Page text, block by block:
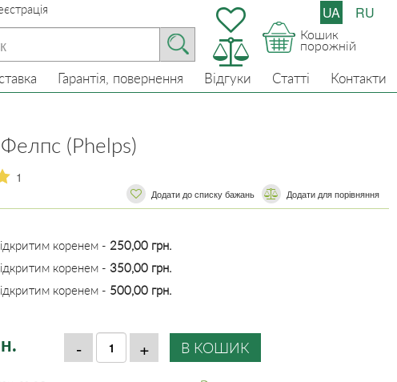
Кошик
порожній
UA RU
Гарантія, повернення Відгуки Статті Контакти
(Phelps)
1
Додати до списку бажань ​​Додати для порівняння
коренем - 250,00 грн.
коренем - 350,00 грн.
коренем - 500,00 грн.